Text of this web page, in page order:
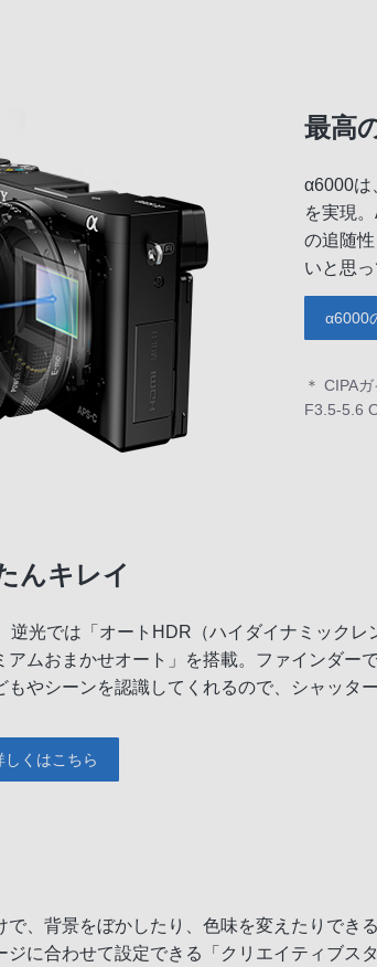
最高
α6000は
を実現
の追随
いと思
α6000
＊ CIPA
F3.5-5.6
んキレイ
逆光では「オートHDR（ハイダイナミック
ムおまかせオート」を搭載。ファインダ
やシーンを認識してくれるので、シャッタ
しくはこちら
、背景をぼかしたり、色味を変えたりで
に合わせて設定できる「クリエイティブ